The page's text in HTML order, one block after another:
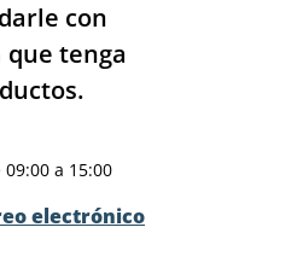
con
tenga
a 15:00
electrónico